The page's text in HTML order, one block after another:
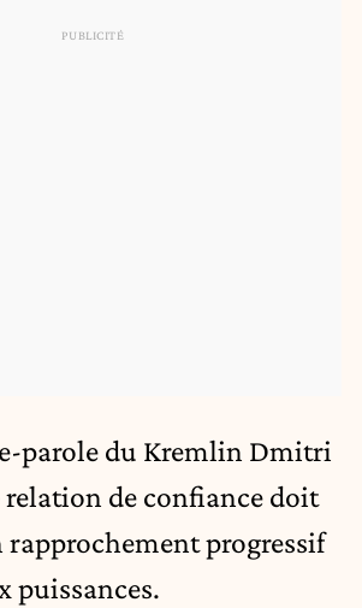
parole du Kremlin Dmitri
relation de confiance doit
progressif
puissances.